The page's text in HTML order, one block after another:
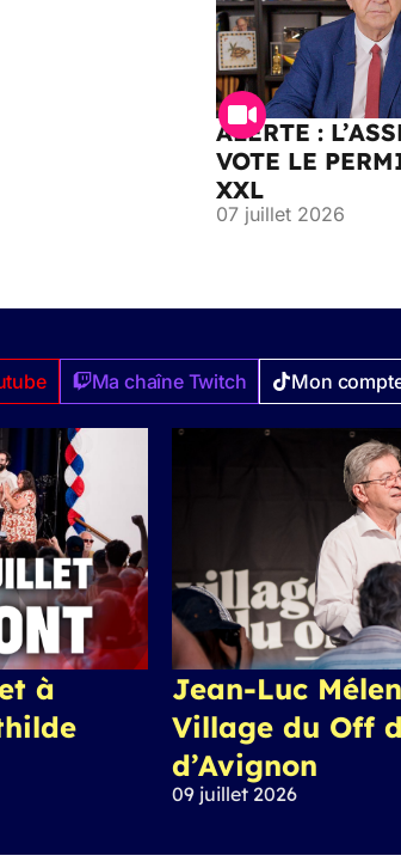
ALERTE :
VOTE LE
XXL
07 juillet 2026
Ma chaîne Twitch Mon
à
Jean-Luc
Village du Off
d’Avignon
09 juillet 2026